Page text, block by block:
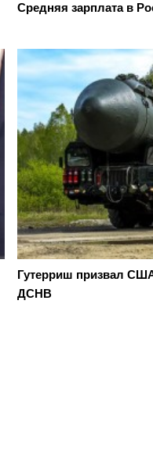
Средняя зарплата в
Гутерриш призвал
ДСНВ